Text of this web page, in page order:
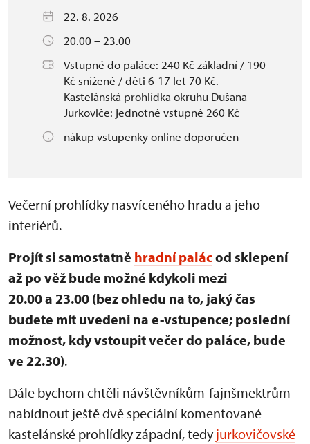
22. 8. 2026
20.00 – 23.00
Vstupné do paláce: 240 Kč základní / 190
Kč snížené / děti 6-17 let 70 Kč.
Kastelánská prohlídka okruhu Dušana
Jurkoviče: jednotné vstupné 260 Kč
nákup vstupenky online doporučen
Večerní prohlídky nasvíceného hradu a jeho
interiérů.
Projít si samostatně hradní palácod sklepení
až po věž bude možné kdykoli mezi
20.00 a 23.00 (bez ohledu na to, jaký čas
budete mít uvedeni na e-vstupence; poslední
možnost, kdy vstoupit večer do paláce, bude
ve 22.30).
Dále bychom chtěli návštěvníkům-fajnšmektrům
nabídnout ještě dvě speciální komentované
kastelánské prohlídky západní, tedy jurkovičovské